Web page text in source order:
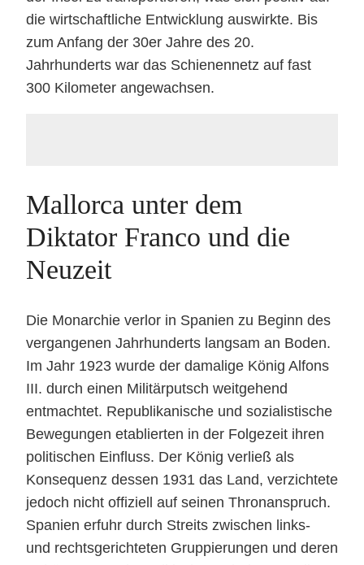
die wirtschaftliche Entwicklung auswirkte. Bis
zum Anfang der 30er Jahre des 20.
Jahrhunderts war das Schienennetz auf fast
300 Kilometer angewachsen.
Mallorca unter dem
Diktator Franco und die
Neuzeit
Die Monarchie verlor in Spanien zu Beginn des
vergangenen Jahrhunderts langsam an Boden.
Im Jahr 1923 wurde der damalige König Alfons
III. durch einen Militärputsch weitgehend
entmachtet. Republikanische und sozialistische
Bewegungen etablierten in der Folgezeit ihren
politischen Einfluss. Der König verließ als
Konsequenz dessen 1931 das Land, verzichtete
jedoch nicht offiziell auf seinen Thronanspruch.
Spanien erfuhr durch Streits zwischen links-
und rechtsgerichteten Gruppierungen und deren